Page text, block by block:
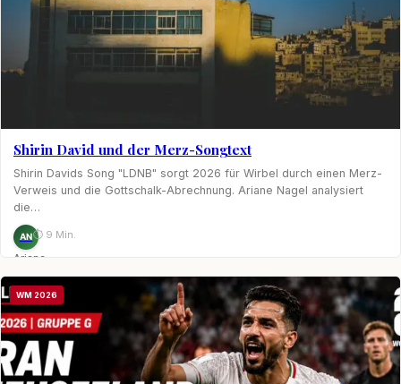
Shirin David und der Merz-Songtext
Shirin Davids Song "LDNB" sorgt 2026 für Wirbel durch einen Merz-
Verweis und die Gottschalk-Abrechnung. Ariane Nagel analysiert
die…
AN
Ariane
⏱ 9 Min.
WM 2026